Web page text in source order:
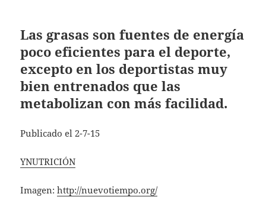
Las grasas son fuentes de energía
poco eficientes para el deporte,
excepto en los deportistas muy
bien entrenados que las
metabolizan con más facilidad.
Publicado el 2-7-15
YNUTRICIÓN
Imagen:http://nuevotiempo.org/